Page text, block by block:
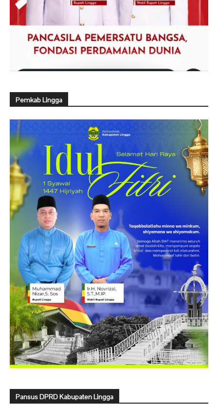
Pemkab Lingga
Pansus DPRD Kabupaten Lingga